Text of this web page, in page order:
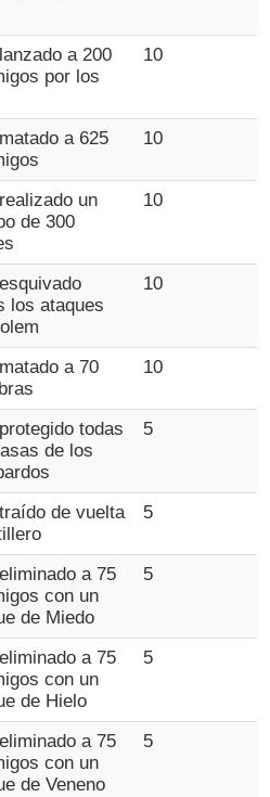
a 200
por los
10
a 625
10
un
de 300
10
los ataques
10
a 70
10
todas
de los
5
de vuelta
5
a 75
con un
de Miedo
5
a 75
con un
de Hielo
5
a 75
con un
de Veneno
5